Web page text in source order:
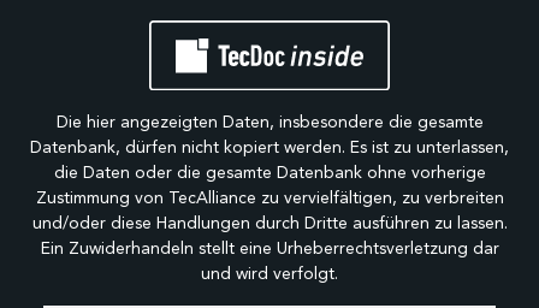
Die hier angezeigten Daten, insbesondere die gesamte
Datenbank, dürfen nicht kopiert werden. Es ist zu unterlassen,
die Daten oder die gesamte Datenbank ohne vorherige
Zustimmung von TecAlliance zu vervielfältigen, zu verbreiten
und/oder diese Handlungen durch Dritte ausführen zu lassen.
Ein Zuwiderhandeln stellt eine Urheberrechtsverletzung dar
und wird verfolgt.